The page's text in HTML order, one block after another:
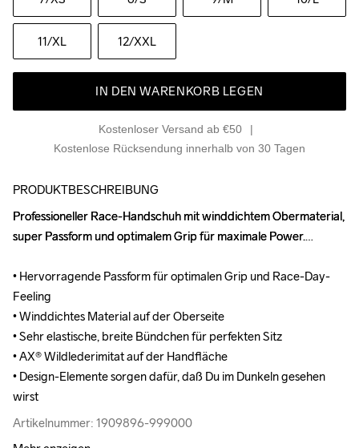
11/XL 12/XXL
IN DEN WARENKORB LEGEN
Kostenloser Versand ab €50
Kostenlose Rücksendung innerhalb von 30 Tagen
PRODUKTBESCHREIBUNG
Professioneller Race-Handschuh mit winddichtem Obermaterial,
super Passform und optimalem Grip für maximale Power.
• Hervorragende Passform für optimalen Grip und Race-Day-
Feeling
• Winddichtes Material auf der Oberseite
• Sehr elastische, breite Bündchen für perfekten Sitz
• AX® Wildlederimitat auf der Handfläche
• Design-Elemente sorgen dafür, daß Du im Dunkeln gesehen
wirst
Artikelnummer: 1909896-999000
Professioneller Race-Handschuh mit winddichtem Obermaterial,
super Passform und optimalem Grip für maximale Power.
• Hervorragende Passform für optimalen Grip und Race-Day-
Feeling
• Winddichtes Material auf der Oberseite
• Sehr elastische, breite Bündchen für perfekten Sitz
• AX® Wildlederimitat auf der Handfläche
• Design-Elemente sorgen dafür, daß Du im Dunkeln gesehen
wirst
Artikelnummer: 1909896-999000